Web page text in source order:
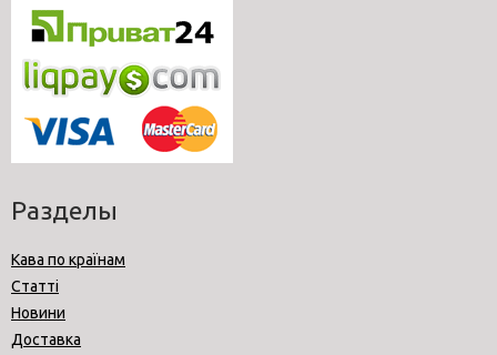
Разделы
Кава по країнам
Статті
Новини
Доставка